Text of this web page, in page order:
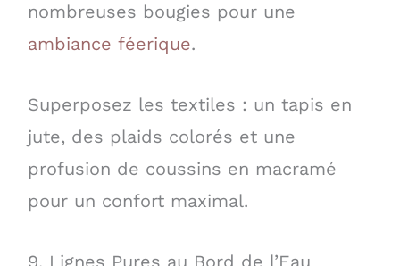
nombreuses bougies pour une
ambiance féerique.
Superposez les textiles : un tapis en
jute, des plaids colorés et une
profusion de coussins en macramé
pour un confort maximal.